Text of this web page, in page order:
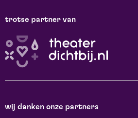
trotse partner van
wij danken onze partners